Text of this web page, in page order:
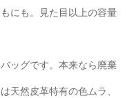
にも。見た目以上の容量
ッグです。本来なら廃棄
天然皮革特有の色ムラ、